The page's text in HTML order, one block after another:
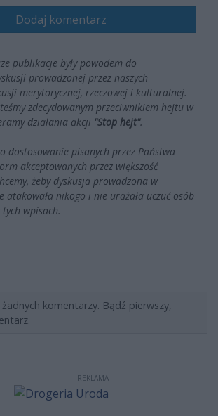
Dodaj komentarz
publikacje były powodem do
prowadzonej przez naszych
merytorycznej, rzeczowej i kulturalnej.
zdecydowanym przeciwnikiem hejtu w
działania akcji "Stop hejt".
dostosowanie pisanych przez Państwa
akceptowanych przez większość
żeby dyskusja prowadzona w
atakowała nikogo i nie urażała uczuć osób
wpisach.
komentarzy. Bądź pierwszy,
REKLAMA